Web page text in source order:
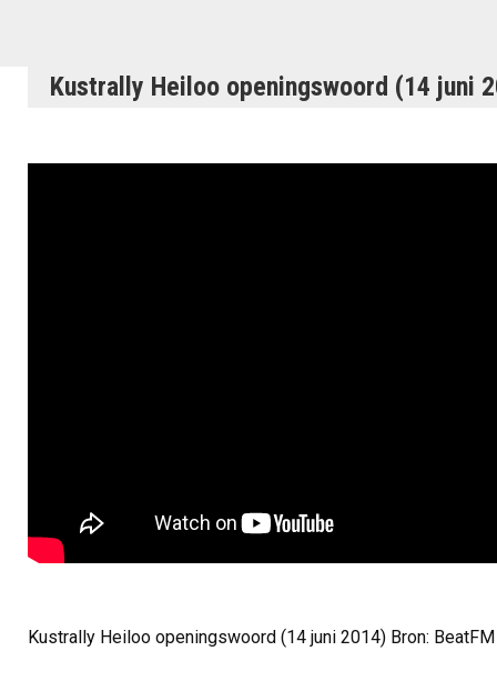
Kustrally Heiloo openingswoord (14 juni
Kustrally Heiloo openingswoord (14 juni 2014) Bron: